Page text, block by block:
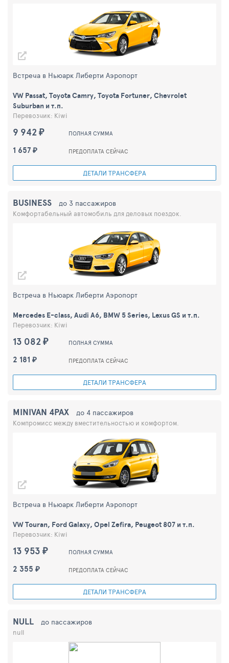
9 942 ₽ ПОЛНАЯ СУММА
1 657 ₽ ПРЕДОПЛАТА СЕЙЧАС
ДЕТАЛИ ТРАНСФЕРА
Встреча в Ньюарк Либерти Аэропорт
VW Passat, Toyota Camry, Toyota Fortuner, Chevrolet
Suburban и т.п.
Перевозчик: Kiwi
13 082 ₽ ПОЛНАЯ СУММА
2 181 ₽ ПРЕДОПЛАТА СЕЙЧАС
ДЕТАЛИ ТРАНСФЕРА
Встреча в Ньюарк Либерти Аэропорт
BUSINESS до 3 пассажиров
Комфортабельный автомобиль для деловых поездок.
Mercedes E-class, Audi A6, BMW 5 Series, Lexus GS и т.п.
Перевозчик: Kiwi
13 953 ₽ ПОЛНАЯ СУММА
2 355 ₽ ПРЕДОПЛАТА СЕЙЧАС
ДЕТАЛИ ТРАНСФЕРА
Встреча в Ньюарк Либерти Аэропорт
MINIVAN 4PAX до 4 пассажиров
Компромисс между вместительностью и комфортом.
VW Touran, Ford Galaxy, Opel Zefira, Peugeot 807 и т.п.
Перевозчик: Kiwi
NULL до пассажиров
null